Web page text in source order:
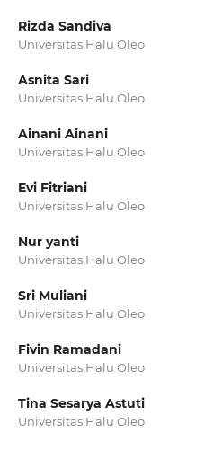
Rizda Sandiva
Universitas Halu Oleo
Asnita Sari
Universitas Halu Oleo
Ainani Ainani
Universitas Halu Oleo
Evi Fitriani
Universitas Halu Oleo
Nur yanti
Universitas Halu Oleo
Sri Muliani
Universitas Halu Oleo
Fivin Ramadani
Universitas Halu Oleo
Tina Sesarya Astuti
Universitas Halu Oleo